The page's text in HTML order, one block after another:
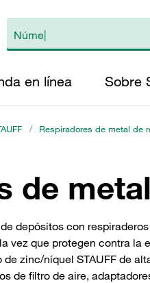
en línea Sobre
/ Respiradores de metal de
de
depósitos con
vez que protegen contra
zinc/níquel STAUFF de
de filtro de aire,